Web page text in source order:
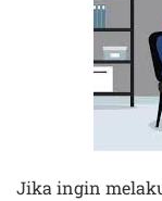
Jika ingin